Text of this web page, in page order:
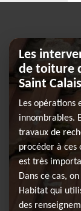
Les
de toiture
Saint
Les opérations
innombrables.
travaux de
procéder à ces
est très
Dans ce cas,
Habitat qui
des